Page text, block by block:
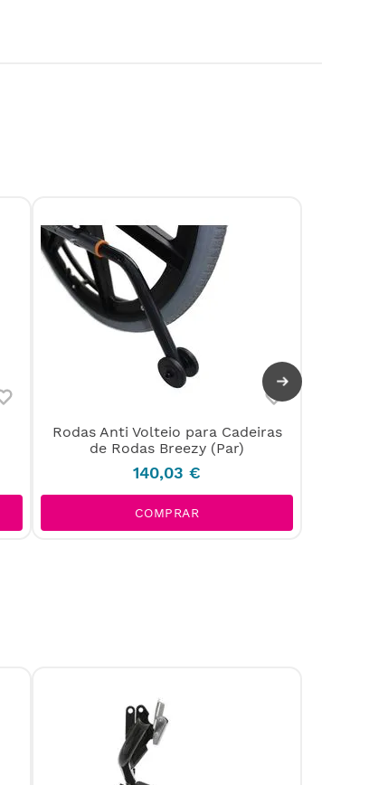
Rodas Anti Volteio para Cadeiras
de Rodas Breezy (Par)
140,03 €
COMPRAR